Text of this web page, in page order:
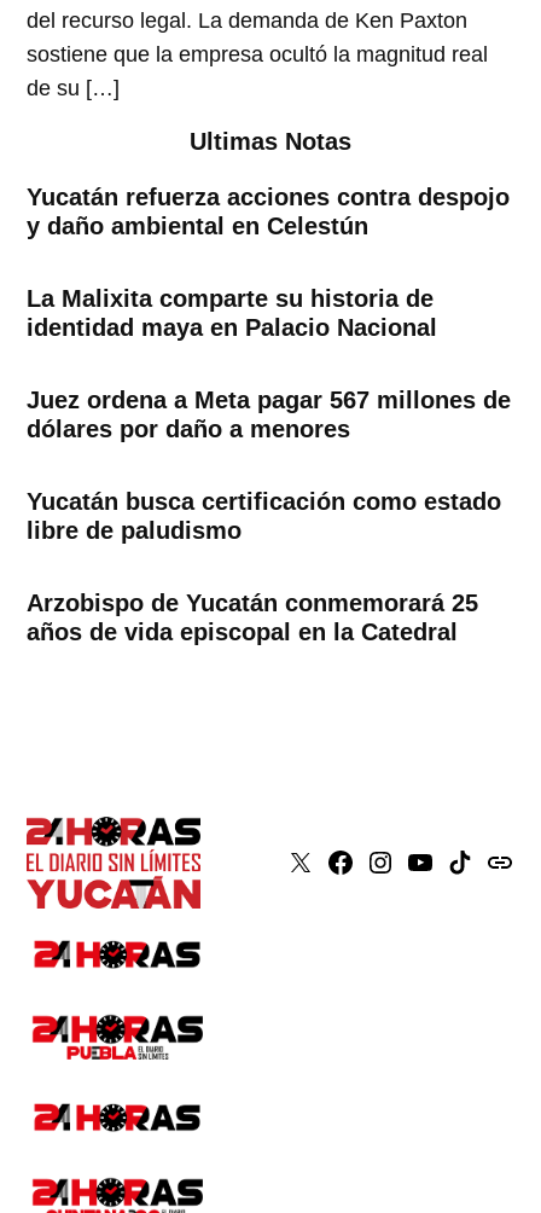
del recurso legal. La demanda de Ken Paxton
sostiene que la empresa ocultó la magnitud real
de su […]
Ultimas Notas
Yucatán refuerza acciones contra despojo
y daño ambiental en Celestún
La Malixita comparte su historia de
identidad maya en Palacio Nacional
Juez ordena a Meta pagar 567 millones de
dólares por daño a menores
Yucatán busca certificación como estado
libre de paludismo
Arzobispo de Yucatán conmemorará 25
años de vida episcopal en la Catedral
X Faceboook
Instagram
YoutubeTiktokissuu